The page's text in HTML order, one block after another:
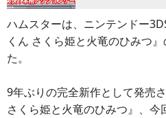
ハムスターは、ニンテンドー
くん さくら姫と火竜のひみつ
た。
9年ぶりの完全新作として発売
さくら姫と火竜のひみつ』、